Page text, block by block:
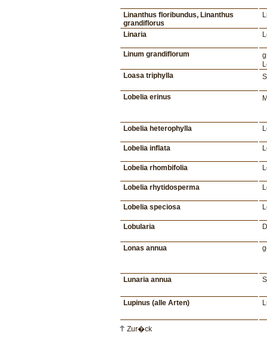
Linanthus floribundus, Linanthus
grandiflorus
Linaria
Linum grandiflorum
Loasa triphylla
Lobelia erinus
Lobelia heterophylla
Lobelia inflata
Lobelia rhombifolia
Lobelia rhytidosperma
Lobelia speciosa
Lobularia
Lonas annua
Lunaria annua
Lupinus (alle Arten)
Zur�ck